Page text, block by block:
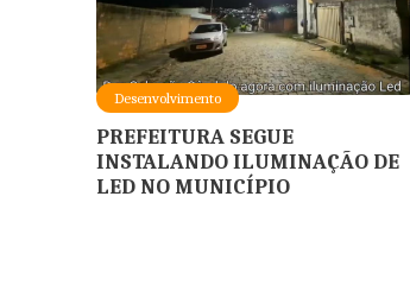
Desenvolvimento
PREFEITURA SEGUE
INSTALANDO ILUMINAÇÃO DE
LED NO MUNICÍPIO